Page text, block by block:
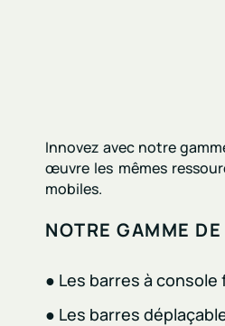
Innovez avec notre
œuvre les mêmes
mobiles.
NOTRE GAMME
● Les barres à console
● Les barres